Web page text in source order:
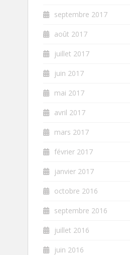
septembre 2017
août 2017
juillet 2017
juin 2017
mai 2017
avril 2017
mars 2017
février 2017
janvier 2017
octobre 2016
septembre 2016
juillet 2016
juin 2016